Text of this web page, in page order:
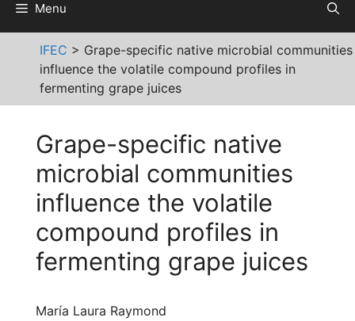
Menu
IFEC > Grape-specific native microbial communities
influence the volatile compound profiles in
fermenting grape juices
Grape-specific native
microbial communities
influence the volatile
compound profiles in
fermenting grape juices
María Laura Raymond